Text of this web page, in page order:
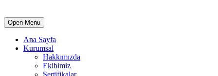
Open Menu
Ana Sayfa
Kurumsal
Hakkımızda
Ekibimiz
Sertifikalar